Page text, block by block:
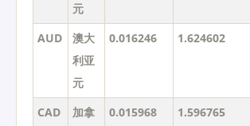
元
AUD
澳大
利亚
元
0.016246 1.624602
CAD
加拿
0.015968 1.596765